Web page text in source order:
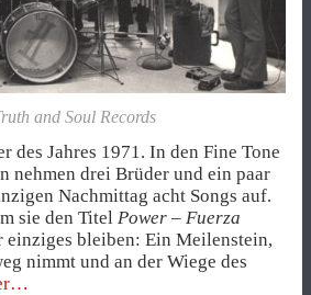
and Soul Records
des Jahres 1971. In den Fine Tone
nehmen drei Brüder und ein paar
Nachmittag acht Songs auf.
sie den Titel Power – Fuerza
einziges bleiben: Ein Meilenstein,
nimmt und an der Wiege des
„Die